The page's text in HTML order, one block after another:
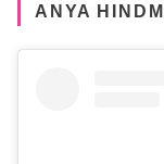
ANYA